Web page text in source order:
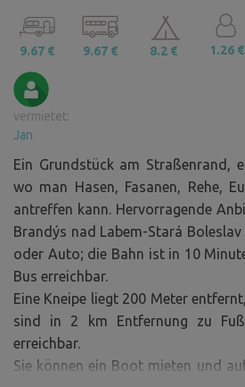
9.67 € 9.67 € 8.2 € 1.26 €
vermietet:
Jan
Ein Grundstück am Straßenrand,
wo man Hasen, Fasanen, Rehe,
antreffen kann. Hervorragende
Brandýs nad Labem-Stará
oder Auto; die Bahn ist in 10
Bus erreichbar.
Eine Kneipe liegt 200 Meter
sind in 2 km Entfernung zu
erreichbar.
Sie können ein Boot mieten und